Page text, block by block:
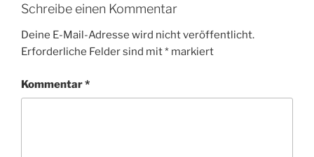
Schreibe einen Kommentar
Deine E-Mail-Adresse wird nicht veröffentlicht.
Erforderliche Felder sind mit* markiert
Kommentar*